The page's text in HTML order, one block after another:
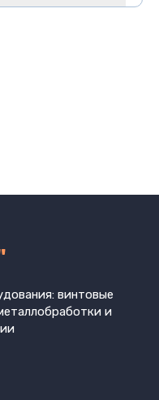
винтовые
и